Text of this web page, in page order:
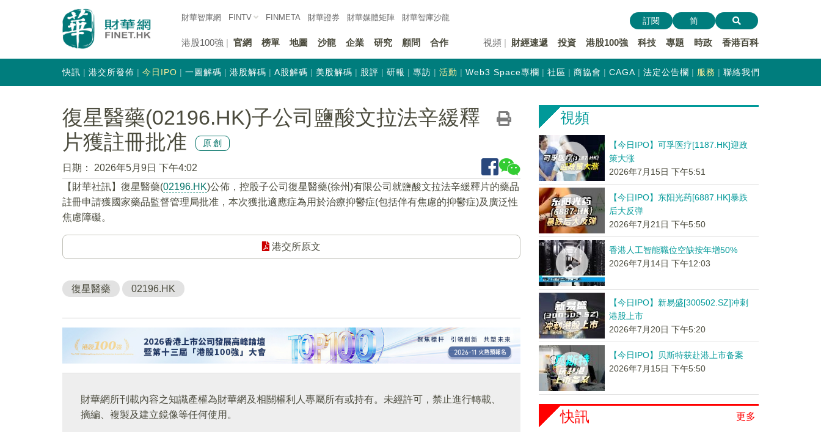
財華智庫網 FINTV FINMETA 財華證券 財華媒體矩陣 財華智庫沙龍
港股100強 官網 榜單 地圖 沙龍 企業 研究 顧問 合作 視頻 財經速遞 投資 港股100強 科技 專題 時政 香港百科
訂閱 简
快訊 港交所發佈 今日IPO 一圖解碼 港股解碼 A股解碼 美股解碼 股評 研報 專訪 活動 Web3 Space專欄 社區 商協會 CAGA 法定公告欄 服務 聯絡我們
復星醫藥(02196.HK)子公司鹽酸文拉法辛緩釋
片獲註冊批准
原創
日期：
2026年5月9日 下午4:02
​【財華社訊】復星醫藥(02196.HK)公佈，控股子公司復星醫藥(徐州)有限公司就鹽酸文拉法辛緩釋片的藥品
註冊申請獲國家藥品監督管理局批准，本次獲批適應症為用於治療抑鬱症(包括伴有焦慮的抑鬱症)及廣泛性
焦慮障礙。
港交所原文
復星醫藥 02196.HK
財華網所刊載內容之知識產權為財華網及相關權利人專屬所有或持有。未經許可，禁止進行轉載、
摘編、複製及建立鏡像等任何使用。
視頻
【今日IPO】可孚医疗[1187.HK]迎政
策大涨
2026年7月15日 下午5:51
【今日IPO】东阳光药[6887.HK]暴跌
后大反弹
2026年7月21日 下午5:50
香港人工智能職位空缺按年增50%
2026年7月14日 下午12:03
【今日IPO】新易盛[300502.SZ]冲刺
港股上市
2026年7月20日 下午5:20
【今日IPO】贝斯特获赴港上市备案
2026年7月15日 下午5:50
更多
快訊